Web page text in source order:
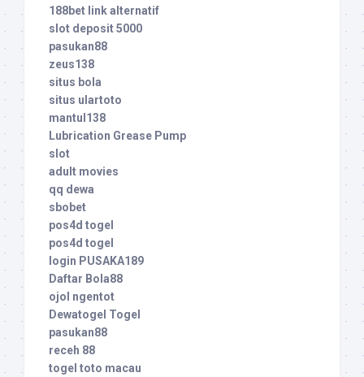
188bet link alternatif
slot deposit 5000
pasukan88
zeus138
situs bola
situs ulartoto
mantul138
Lubrication Grease Pump
slot
adult movies
qq dewa
sbobet
pos4d togel
pos4d togel
login PUSAKA189
Daftar Bola88
ojol ngentot
Dewatogel Togel
pasukan88
receh 88
togel toto macau